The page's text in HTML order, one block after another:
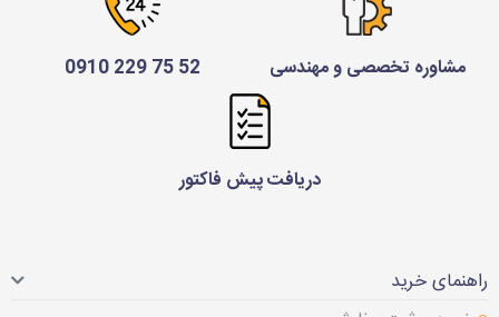
مشاوره تخصصی و مهندسی 52 75 229 0910
دریافت پیش فاکتور
راهنمای خرید